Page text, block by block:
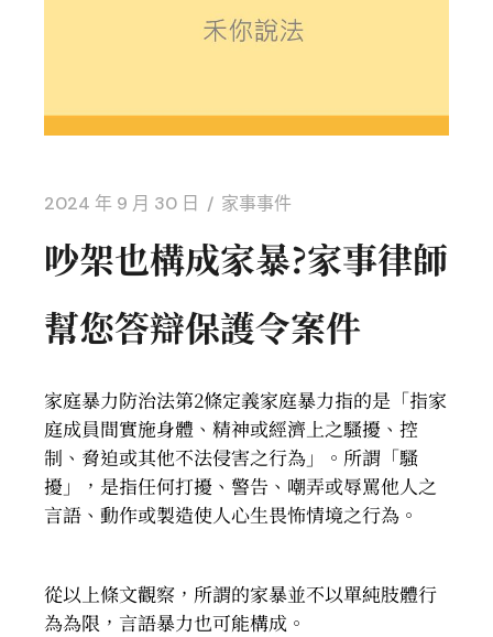
2024 年 9 月 30 日 家事事件
吵架也構成家暴?家事律師
幫您答辯保護令案件
家庭暴力防治法第2條定義家庭暴力指的是「指家
庭成員間實施身體、精神或經濟上之騷擾、控
制、脅迫或其他不法侵害之行為」。所謂「騷
擾」，是指任何打擾、警告、嘲弄或辱罵他人之
言語、動作或製造使人心生畏怖情境之行為。
從以上條文觀察，所謂的家暴並不以單純肢體行
為為限，言語暴力也可能構成。